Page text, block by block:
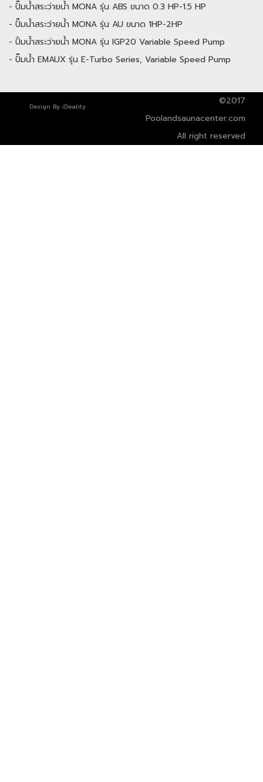
- ปั๊มน้ำสระว่ายน้ำ MONA รุ่น ABS ขนาด 0.3 HP-1.5 HP
- ปั๊มน้ำสระว่ายน้ำ MONA รุ่น AU ขนาด 1HP-2HP
- ปั้มน้ำสระว่ายน้ำ MONA รุ่น IGP20 Variable Speed Pump
- ปั๊มน้ำ EMAUX รุ่น E-Turbo Series, Variable Speed Pump
Design By iDeatity
©2017
Poolandsaunacenter.com
All right reserved